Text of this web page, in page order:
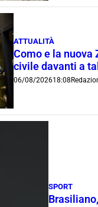
ATTUALITÀ
Como e la nuova
civile davanti a
06/08/202618:08
SPORT